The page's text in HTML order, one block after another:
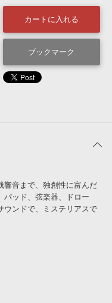
次世代型 ボーカル・エディタ
カートに入れる
ブックマーク
響音まで、独創性に富んだ
パッド、弦楽器、ドロー
ウンドで、ミステリアスで